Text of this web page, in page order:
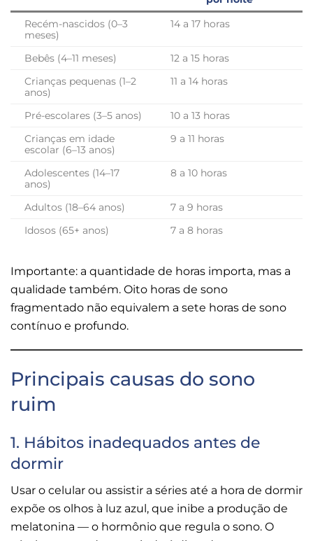
Recém-nascidos (0–3
meses)
14 a 17 horas
Bebês (4–11 meses) 12 a 15 horas
Crianças pequenas (1–2
anos)
11 a 14 horas
Pré-escolares (3–5 anos) 10 a 13 horas
Crianças em idade
escolar (6–13 anos)
9 a 11 horas
Adolescentes (14–17
anos)
8 a 10 horas
Adultos (18–64 anos) 7 a 9 horas
Idosos (65+ anos) 7 a 8 horas
Importante: a quantidade de horas importa, mas a
qualidade também. Oito horas de sono
fragmentado não equivalem a sete horas de sono
contínuo e profundo.
Principais causas do sono
ruim
1. Hábitos inadequados antes de
dormir
Usar o celular ou assistir a séries até a hora de dormir
expõe os olhos à luz azul, que inibe a produção de
melatonina — o hormônio que regula o sono. O